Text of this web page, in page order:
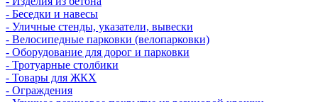
- Беседки и навесы
- Уличные стенды, указатели, вывески
- Велосипедные парковки (велопарковки)
- Оборудование для дорог и парковки
- Тротуарные столбики
- Товары для ЖКХ
- Ограждения